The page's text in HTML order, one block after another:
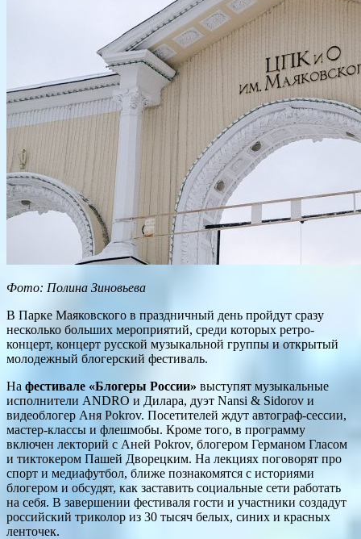
Фото: Полина Зиновьева
В Парке Маяковского в праздничный день пройдут сразу
несколько больших мероприятий, среди которых ретро-
концерт, концерт русской музыкальной группы и открытый
молодежный блогерский фестиваль.
На фестивале «Блогеры России» выступят музыкальные
исполнители ANDRO и Дилара, дуэт Nansi & Sidorov и
видеоблогер Аня Pokrov. Посетителей ждут автограф-сессии,
мастер-классы и флешмобы. Кроме того, в программу
включен лекторий с Аней Pokrov, блогером Германом Гласом
и тиктокером Пашей Дворецким. На лекциях поговорят про
спорт и медиафутбол, ближе познакомятся с историями
блогером и обсудят, как заставить социальные сети работать
на себя. В завершении фестиваля гости и участники создадут
российский триколор из 30 тысяч белых, синих и красных
ленточек.